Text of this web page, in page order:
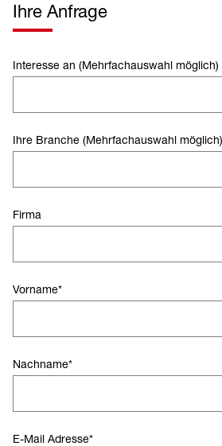
Ihre Anfrage
Interesse an (Mehrfachauswahl möglich)
Ihre Branche (Mehrfachauswahl möglich)
Firma
Vorname*
Nachname*
E-Mail Adresse*